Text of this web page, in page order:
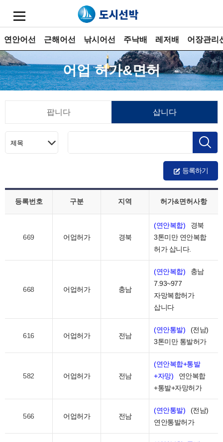
연안어선 근해어선 낚시어선 주낙배 레저배 어장관리
어업 허가&면허
팝니다 삽니다
등록하기
등록번호 구분 지역 허가&면허사항
669 어업허가 경북
(연안복합)
경북
3톤미만 연안복합
허가 삽니다.
668 어업허가 충남
(연안복합)
충남
7.93~977
자망복합허가
삽니다
616 어업허가 전남
(연안통발)
(전남)
3톤미만 통발허가
582 어업허가 전남
(연안복합+통발
+자망)
연안복합
+통발+자망허가
566 어업허가 전남
(연안통발)
(전남)
연안통발허가